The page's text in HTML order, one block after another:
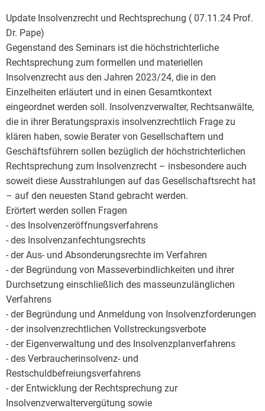
Update Insolvenzrecht und Rechtsprechung ( 07.11.24 Prof.
Dr. Pape)
Gegenstand des Seminars ist die höchstrichterliche
Rechtsprechung zum formellen und materiellen
Insolvenzrecht aus den Jahren 2023/24, die in den
Einzelheiten erläutert und in einen Gesamtkontext
eingeordnet werden soll. Insolvenzverwalter, Rechtsanwälte,
die in ihrer Beratungspraxis insolvenzrechtlich Frage zu
klären haben, sowie Berater von Gesellschaftern und
Geschäftsführern sollen bezüglich der höchstrichterlichen
Rechtsprechung zum Insolvenzrecht – insbesondere auch
soweit diese Ausstrahlungen auf das Gesellschaftsrecht hat
– auf den neuesten Stand gebracht werden.
Erörtert werden sollen Fragen
- des Insolvenzeröffnungsverfahrens
- des Insolvenzanfechtungsrechts
- der Aus- und Absonderungsrechte im Verfahren
- der Begründung von Masseverbindlichkeiten und ihrer
Durchsetzung einschließlich des masseunzulänglichen
Verfahrens
- der Begründung und Anmeldung von Insolvenzforderungen
- der insolvenzrechtlichen Vollstreckungsverbote
- der Eigenverwaltung und des Insolvenzplanverfahrens
- des Verbraucherinsolvenz- und
Restschuldbefreiungsverfahrens
- der Entwicklung der Rechtsprechung zur
Insolvenzverwaltervergütung sowie